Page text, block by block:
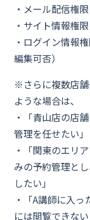
・メール配信権
・サイト情報権
・ログイン情報
編集可否）
※さらに複数店
ような場合は、
・「青山店の店
管理を任せたい」
・「関東のエリ
みの予約管理と
したい」
・「A講師に入
には閲覧できな